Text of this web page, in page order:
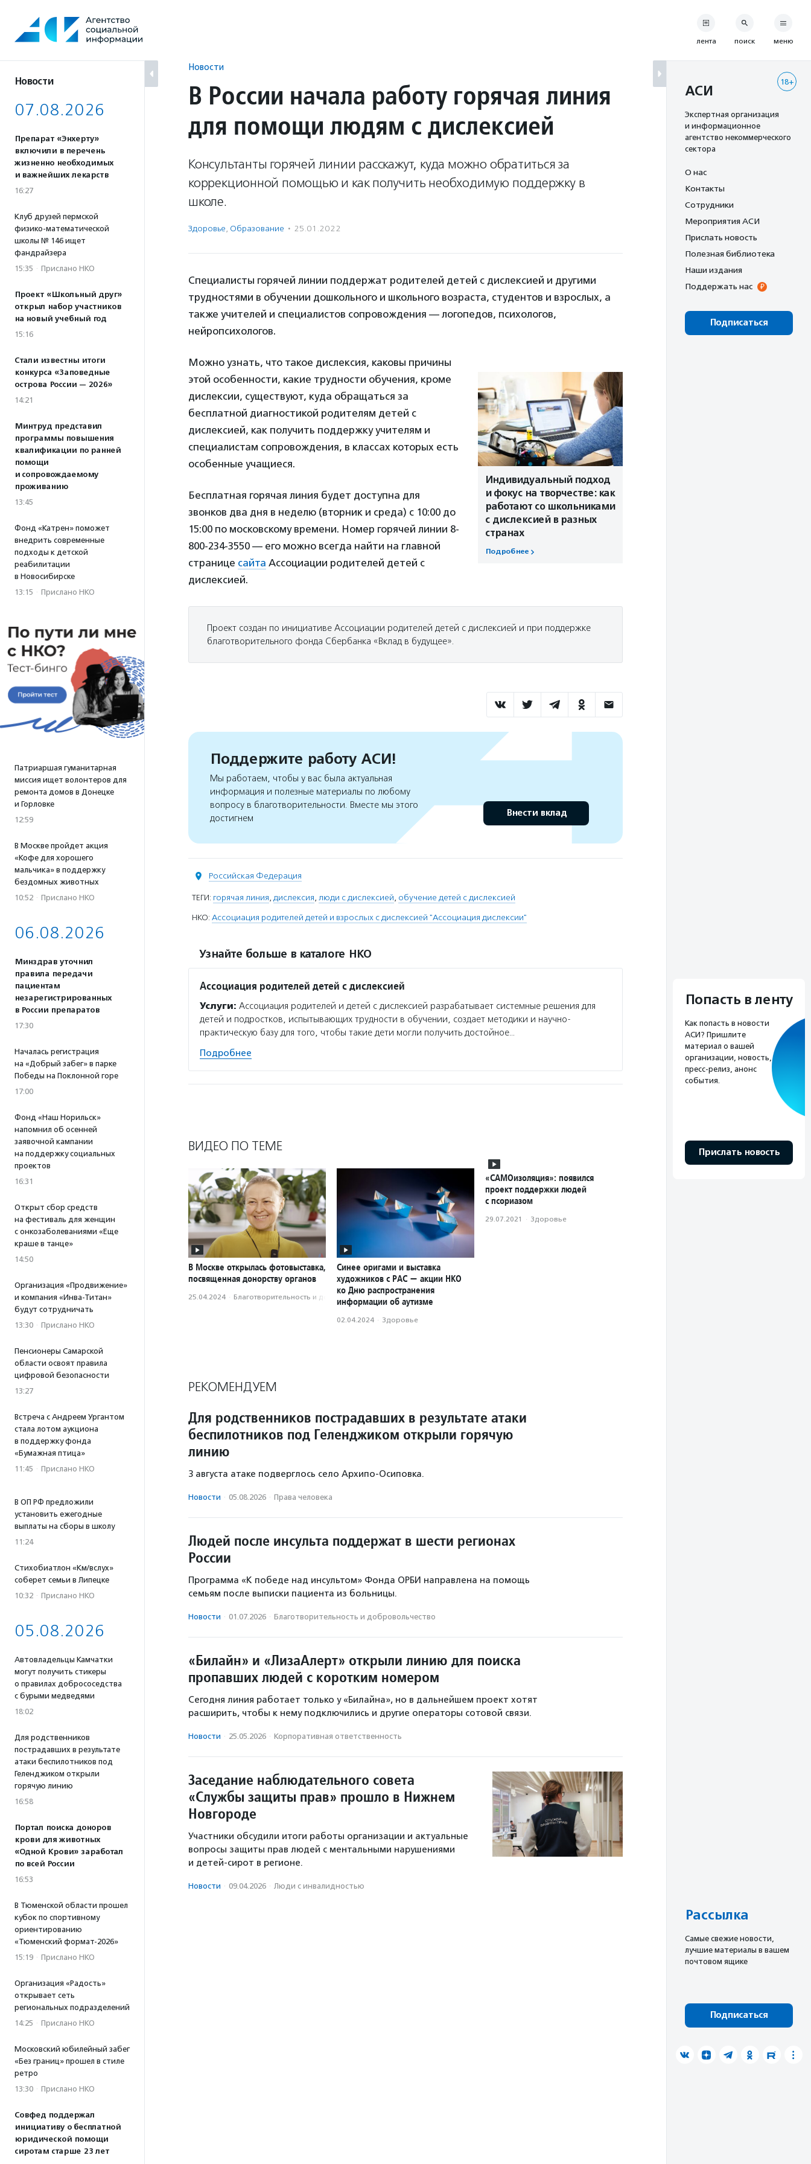
содержанию
Новости
07.08.2026
Препарат «Энхерту»
включили в перечень
жизненно необходимых
и важнейших лекарств
16:27
Клуб друзей пермской
физико-математической
школы № 146 ищет
фандрайзера
15:35 · Прислано НКО
Проект «Школьный друг»
открыл набор участников
на новый учебный год
15:16
Стали известны итоги
конкурса «Заповедные
острова России — 2026»
14:21
Минтруд представил
программы повышения
квалификации по ранней
помощи
и сопровождаемому
проживанию
13:45
Фонд «Катрен» поможет
внедрить современные
подходы к детской
реабилитации
в Новосибирске
13:15 · Прислано НКО
Патриаршая гуманитарная
миссия ищет волонтеров для
ремонта домов в Донецке
и Горловке
12:59
В Москве пройдет акция
«Кофе для хорошего
мальчика» в поддержку
бездомных животных
10:52 · Прислано НКО
06.08.2026
Минздрав уточнил
правила передачи
пациентам
незарегистрированных
в России препаратов
17:30
Началась регистрация
на «Добрый забег» в парке
Победы на Поклонной горе
17:00
Фонд «Наш Норильск»
напомнил об осенней
заявочной кампании
на поддержку социальных
проектов
16:31
Открыт сбор средств
на фестиваль для женщин
с онкозаболеваниями «Еще
краше в танце»
14:50
Организация «Продвижение»
и компания «Инва-Титан»
будут сотрудничать
13:30 · Прислано НКО
Пенсионеры Самарской
области освоят правила
цифровой безопасности
13:27
Встреча с Андреем Ургантом
стала лотом аукциона
в поддержку фонда
«Бумажная птица»
11:45 · Прислано НКО
В ОП РФ предложили
установить ежегодные
выплаты на сборы в школу
11:24
Стихобиатлон «Км/вслух»
соберет семьи в Липецке
10:32 · Прислано НКО
05.08.2026
Автовладельцы Камчатки
могут получить стикеры
о правилах добрососедства
с бурыми медведями
18:02
Для родственников
пострадавших в результате
атаки беспилотников под
Геленджиком открыли
горячую линию
16:58
Портал поиска доноров
крови для животных
«Одной Крови» заработал
по всей России
16:53
В Тюменской области прошел
кубок по спортивному
ориентированию
«Тюменский формат-2026»
15:19 · Прислано НКО
Организация «Радость»
открывает сеть
региональных подразделений
14:25 · Прислано НКО
Московский юбилейный забег
«Без границ» прошел в стиле
ретро
13:30 · Прислано НКО
Совфед поддержал
инициативу о бесплатной
юридической помощи
сиротам старше 23 лет
Новости
В России начала работу горячая линия
для помощи людям с дислексией
Консультанты горячей линии расскажут, куда можно обратиться за
коррекционной помощью и как получить необходимую поддержку в
школе.
Здоровье, Образование · 25.01.2022
Специалисты горячей линии поддержат родителей детей с дислексией и другими
трудностями в обучении дошкольного и школьного возраста, студентов и взрослых, а
также учителей и специалистов сопровождения — логопедов, психологов,
нейропсихологов.
Индивидуальный подход
и фокус на творчестве: как
работают со школьниками
с дислексией в разных
странах
Подробнее
Можно узнать, что такое дислексия, каковы причины
этой особенности, какие трудности обучения, кроме
дислексии, существуют, куда обращаться за
бесплатной диагностикой родителям детей с
дислексией, как получить поддержку учителям и
специалистам сопровождения, в классах которых есть
особенные учащиеся.
Бесплатная горячая линия будет доступна для
звонков два дня в неделю (вторник и среда) с 10:00 до
15:00 по московскому времени. Номер горячей линии 8-
800-234-3550 — его можно всегда найти на главной
странице сайта Ассоциации родителей детей с
дислексией.
Проект создан по инициативе Ассоциации родителей детей с дислексией и при поддержке
благотворительного фонда Сбербанка «Вклад в будущее».
Поддержите работу АСИ!
Мы работаем, чтобы у вас была актуальная
информация и полезные материалы по любому
вопросу в благотворительности. Вместе мы этого
достигнем
Внести вклад
Российская Федерация
ТЕГИ: горячая линия, дислексия, люди с дислексией, обучение детей с дислексией
НКО: Ассоциация родителей детей и взрослых с дислексией "Ассоциация дислексии"
Узнайте больше в каталоге НКО
Ассоциация родителей детей с дислексией
Услуги: Ассоциация родителей и детей с дислексией разрабатывает системные решения для
детей и подростков, испытывающих трудности в обучении, создает методики и научно-
практическую базу для того, чтобы такие дети могли получить достойное…
Подробнее
ВИДЕО ПО ТЕМЕ
В Москве открылась фотовыставка,
посвященная донорству органов
25.04.2024 · Благотвори­тель­ность и доброволь­чест­во
Синее оригами и выставка
художников с РАС — акции НКО
ко Дню распространения
информации об аутизме
02.04.2024 · Здоровье
«САМОизоляция»: появился
проект поддержки людей
с псориазом
29.07.2021 · Здоровье
РЕКОМЕНДУЕМ
Для родственников пострадавших в результате атаки
беспилотников под Геленджиком открыли горячую
линию
3 августа атаке подверглось село Архипо‑Осиповка.
Новости · 05.08.2026 · Права человека
Людей после инсульта поддержат в шести регионах
России
Программа «К победе над инсультом» Фонда ОРБИ направлена на помощь
семьям после выписки пациента из больницы.
Новости · 01.07.2026 · Благотвори­тель­ность и доброволь­чест­во
«Билайн» и «ЛизаАлерт» открыли линию для поиска
пропавших людей с коротким номером
Сегодня линия работает только у «Билайна», но в дальнейшем проект хотят
расширить, чтобы к нему подключились и другие операторы сотовой связи.
Новости · 25.05.2026 · Корпоративная ответственность
Заседание наблюдательного совета
«Службы защиты прав» прошло в Нижнем
Новгороде
Участники обсудили итоги работы организации и актуальные
вопросы защиты прав людей с ментальными нарушениями
и детей-сирот в регионе.
Новости · 09.04.2026 · Люди с инвалидностью
лента поиск меню
18+
АСИ
Экспертная организация
и информационное
агентство некоммерческого
сектора
О нас
Контакты
Сотрудники
Мероприятия АСИ
Прислать новость
Полезная библиотека
Наши издания
Поддержать нас
Подписаться
Попасть в ленту
Как попасть в новости
АСИ? Пришлите
материал о вашей
организации, новость,
пресс-релиз, анонс
события.
Прислать новость
Рассылка
Cамые свежие новости,
лучшие материалы в вашем
почтовом ящике
Подписаться